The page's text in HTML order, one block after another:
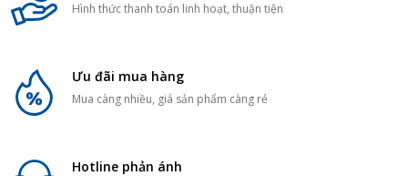
Hình thức thanh toán linh hoạt, thuận tiện
Ưu đãi mua hàng
Mua càng nhiều, giá sản phẩm càng rẻ
Hotline phản ánh